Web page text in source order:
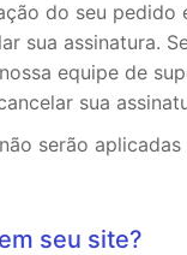
do seu pedido
sua assinatura.
equipe de
sua
serão
seu site?